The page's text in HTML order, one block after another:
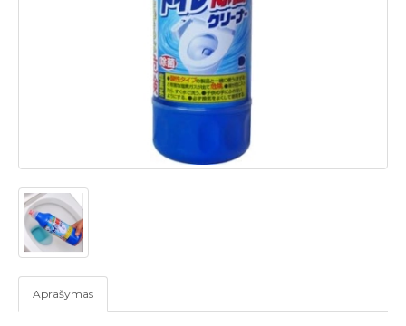
Aprašymas